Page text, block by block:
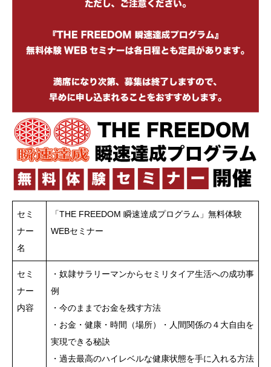
セミ
ナー
名
「THE FREEDOM 瞬速達成プログラム」無料体験
WEBセミナー
セミ
ナー
内容
・奴隷サラリーマンからセミリタイア生活への成功事
例
・今のままでお金を残す方法
・お金・健康・時間（場所）・人間関係の４大自由を
実現できる秘訣
・過去最高のハイレベルな健康状態を手に入れる方法